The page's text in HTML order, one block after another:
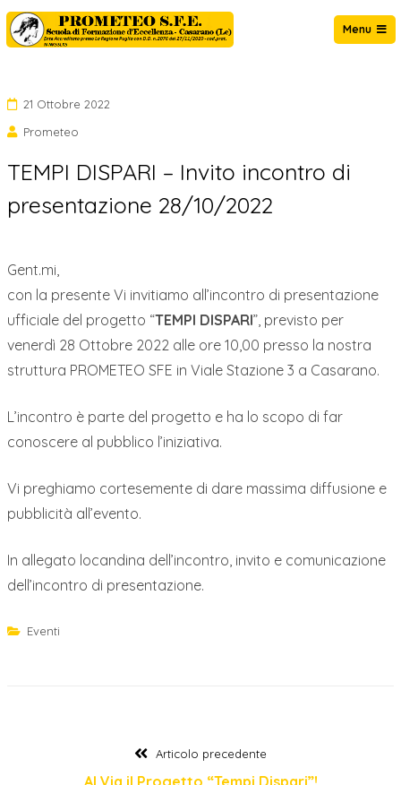
Salta
al
Menu
21 Ottobre 2022
Prometeo
TEMPI DISPARI – Invito incontro di
presentazione 28/10/2022
Gent.mi,
con la presente Vi invitiamo all’incontro di presentazione
ufficiale del progetto “TEMPI DISPARI”, previsto per
venerdì 28 Ottobre 2022 alle ore 10,00 presso la nostra
struttura PROMETEO SFE in Viale Stazione 3 a Casarano.
L’incontro è parte del progetto e ha lo scopo di far
conoscere al pubblico l’iniziativa.
Vi preghiamo cortesemente di dare massima diffusione e
pubblicità all’evento.
In allegato locandina dell’incontro, invito e comunicazione
dell’incontro di presentazione.
Eventi
Articolo precedenteArticolo
precedente:
Al Via il Progetto “Tempi Dispari”!